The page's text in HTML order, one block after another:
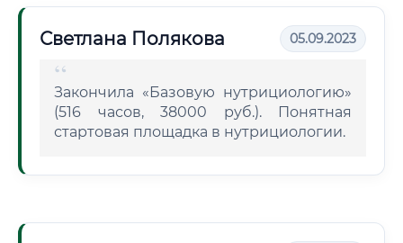
Светлана Полякова 05.09.2023
Закончила «Базовую нутрициологию»
(516 часов, 38000 руб.). Понятная
стартовая площадка в нутрициологии.